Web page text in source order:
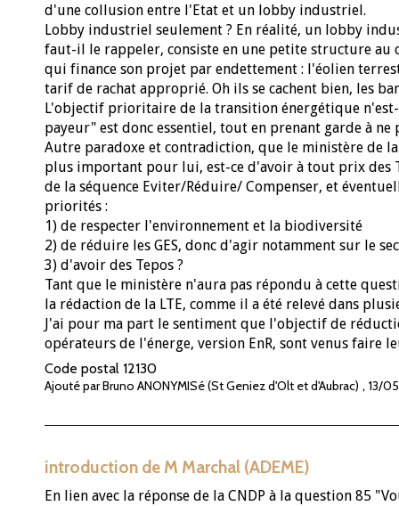
d'une collusion entre l'Etat et un lobby industriel.
Lobby industriel seulement ? En réalité, un lobby
faut-il le rappeler, consiste en une petite structure au
qui finance son projet par endettement : l'éolien
tarif de rachat approprié. Oh ils se cachent bien, les
L'objectif prioritaire de la transition énergétique
payeur" est donc essentiel, tout en prenant garde à
Autre paradoxe et contradiction, que le ministère de
plus important pour lui, est-ce d'avoir à tout prix des
de la séquence Eviter/Réduire/ Compenser, et
priorités :
1) de respecter l'environnement et la biodiversité
2) de réduire les GES, donc d'agir notamment sur le
3) d'avoir des Tepos ?
Tant que le ministère n'aura pas répondu à cette
la rédaction de la LTE, comme il a été relevé dans
J'ai pour ma part le sentiment que l'objectif de
opérateurs de l'énerge, version EnR, sont venus faire
Code postal 12130
Ajouté par Bruno ANONYMISé (St Geniez d'Olt et d'Aubrac) , 13/
introduction de M Marchal (ADEME)
En lien avec la réponse de la CNDP à la question 85